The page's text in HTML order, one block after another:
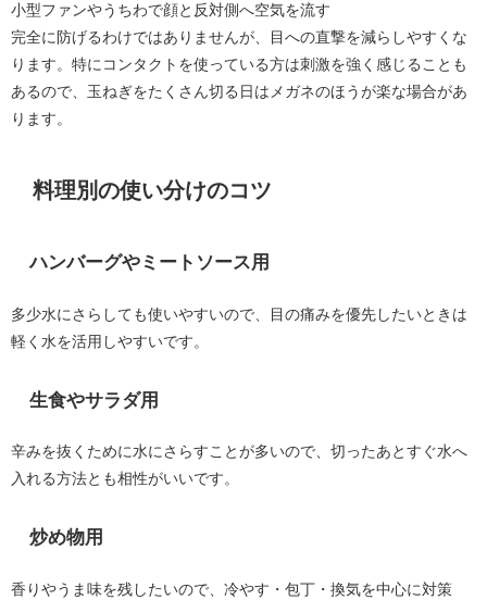
小型ファンやうちわで顔と反対側へ空気を流す
完全に防げるわけではありませんが、目への直撃を減らしやすくな
ります。特にコンタクトを使っている方は刺激を強く感じることも
あるので、玉ねぎをたくさん切る日はメガネのほうが楽な場合があ
ります。
料理別の使い分けのコツ
ハンバーグやミートソース用
多少水にさらしても使いやすいので、目の痛みを優先したいときは
軽く水を活用しやすいです。
生食やサラダ用
辛みを抜くために水にさらすことが多いので、切ったあとすぐ水へ
入れる方法とも相性がいいです。
炒め物用
香りやうま味を残したいので、冷やす・包丁・換気を中心に対策